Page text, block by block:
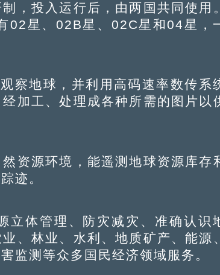
投入运行后，由两国共同使用
02星、02B星、02C星和04星，
地球，并利用高码速率数传系
加工、处理成各种所需的图片以
源环境，能遥测地球资源库存
迹。
体管理、防灾减灾、准确认识
、林业、水利、地质矿产、能源
监测等众多国民经济领域服务。